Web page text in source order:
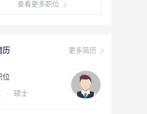
查看更多职位
更多简历
历
位
· 硕士